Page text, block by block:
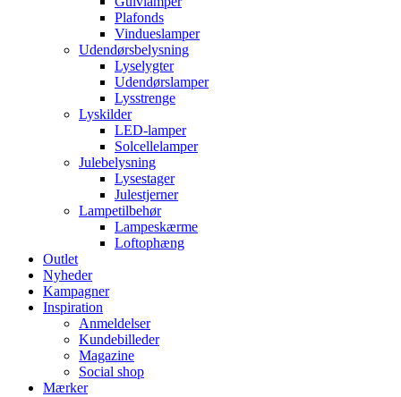
Plafonds
Vindueslamper
Udendørsbelysning
Lyselygter
Udendørslamper
Lysstrenge
Lyskilder
LED-lamper
Solcellelamper
Julebelysning
Lysestager
Julestjerner
Lampetilbehør
Lampeskærme
Loftophæng
Outlet
Nyheder
Kampagner
Inspiration
Anmeldelser
Kundebilleder
Magazine
Social shop
Mærker